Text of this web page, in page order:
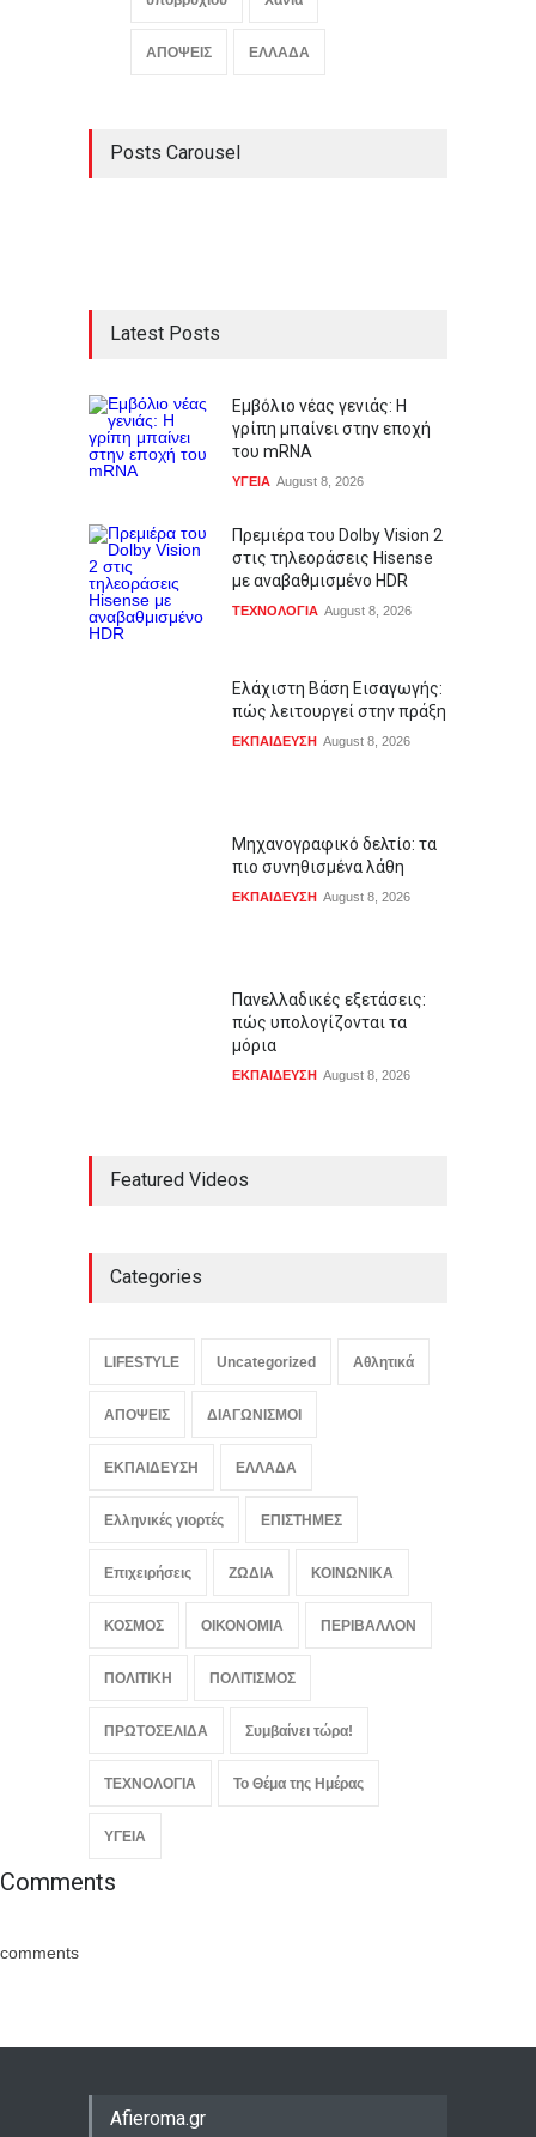
ΑΠΟΨΕΙΣ ΕΛΛΑΔΑ
Posts Carousel
Latest Posts
Εμβόλιο νέας γενιάς: Η
γρίπη μπαίνει στην εποχή
του mRNA
ΥΓΕΙΑ August 8, 2026
Πρεμιέρα του Dolby Vision 2
στις τηλεοράσεις Hisense
με αναβαθμισμένο HDR
ΤΕΧΝΟΛΟΓΙΑ August 8, 2026
Ελάχιστη Βάση Εισαγωγής:
πώς λειτουργεί στην πράξη
ΕΚΠΑΙΔΕΥΣΗ August 8, 2026
Μηχανογραφικό δελτίο: τα
πιο συνηθισμένα λάθη
ΕΚΠΑΙΔΕΥΣΗ August 8, 2026
Πανελλαδικές εξετάσεις:
πώς υπολογίζονται τα
μόρια
ΕΚΠΑΙΔΕΥΣΗ August 8, 2026
Featured Videos
Categories
LIFESTYLE Uncategorized Αθλητικά
ΑΠΟΨΕΙΣ ΔΙΑΓΩΝΙΣΜΟΙ
ΕΚΠΑΙΔΕΥΣΗ ΕΛΛΑΔΑ
Ελληνικές γιορτές ΕΠΙΣΤΗΜΕΣ
Επιχειρήσεις ΖΩΔΙΑ ΚΟΙΝΩΝΙΚΑ
ΚΟΣΜΟΣ ΟΙΚΟΝΟΜΙΑ ΠΕΡΙΒΑΛΛΟΝ
ΠΟΛΙΤΙΚΗ ΠΟΛΙΤΙΣΜΟΣ
ΠΡΩΤΟΣΕΛΙΔΑ Συμβαίνει τώρα!
ΤΕΧΝΟΛΟΓΙΑ Το Θέμα της Ημέρας
ΥΓΕΙΑ
Comments
comments
Afieroma.gr